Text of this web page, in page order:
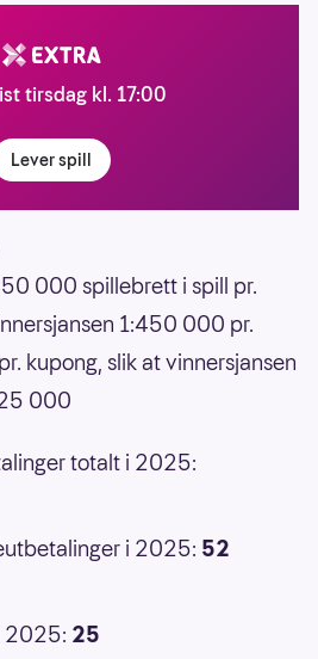
tirsdag kl. 17:00
Lever spill
000 spillebrett i spill pr.
1:450 000 pr.
kupong, slik at vinnersjansen
000
totalt i 2025:
i 2025: 52
2025: 25